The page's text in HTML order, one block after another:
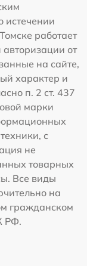
истечении
работает
от
на сайте,
характер и
п. 2 ст. 437
марки
с
не
товарных
Все виды
на
гражданском
РФ.